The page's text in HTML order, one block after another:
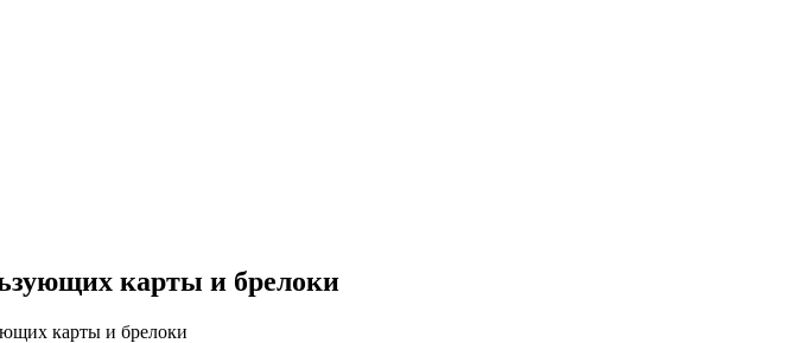
карты и брелоки
карты и брелоки